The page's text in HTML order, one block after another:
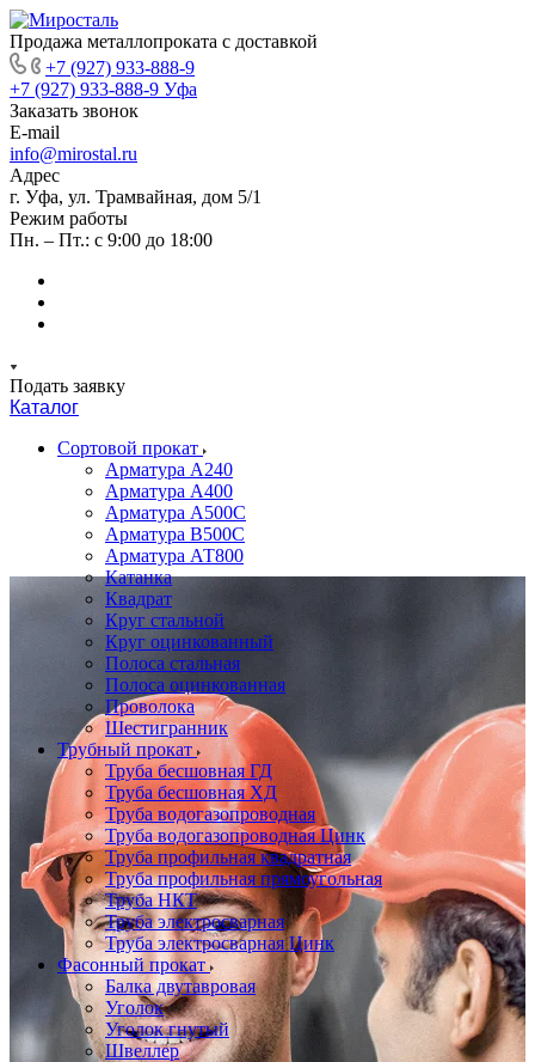
Продажа металлопроката с доставкой
+7 (927) 933-888-9
+7 (927) 933-888-9 Уфа
Заказать звонок
E-mail
info@mirostal.ru
Адрес
г. Уфа, ул. Трамвайная, дом 5/1
Режим работы
Пн. – Пт.: с 9:00 до 18:00
Подать заявку
Каталог
Сортовой прокат
Арматура А240
Арматура А400
Арматура А500C
Арматура В500С
Арматура АТ800
Катанка
Квадрат
Круг стальной
Круг оцинкованный
Полоса стальная
Полоса оцинкованная
Проволока
Шестигранник
Трубный прокат
Труба бесшовная ГД
Труба бесшовная ХД
Труба водогазопроводная
Труба водогазопроводная Цинк
Труба профильная квадратная
Труба профильная прямоугольная
Труба НКТ
Труба электросварная
Труба электросварная Цинк
Фасонный прокат
Балка двутавровая
Уголок
Уголок гнутый
Швеллер